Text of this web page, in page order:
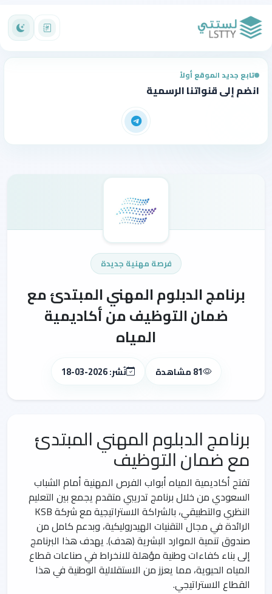
تابع جديد الموقع أولاً
انضم إلى قنواتنا الرسمية
فرصة مهنية جديدة
برنامج الدبلوم المهني المبتدئ مع
ضمان التوظيف من أكاديمية
المياه
81 مشاهدة نُشر: 2026-03-18
برنامج الدبلوم المهني المبتدئ
مع ضمان التوظيف
تفتح أكاديمية المياه أبواب الفرص المهنية أمام الشباب
السعودي من خلال برنامج تدريبي متقدم يجمع بين التعليم
النظري والتطبيقي، بالشراكة الاستراتيجية مع شركة KSB
الرائدة في مجال التقنيات الهيدروليكية، وبدعم كامل من
صندوق تنمية الموارد البشرية (هدف). يهدف هذا البرنامج
إلى بناء كفاءات وطنية مؤهلة للانخراط في صناعات قطاع
المياه الحيوية، مما يعزز من الاستقلالية الوطنية في هذا
القطاع الاستراتيجي.